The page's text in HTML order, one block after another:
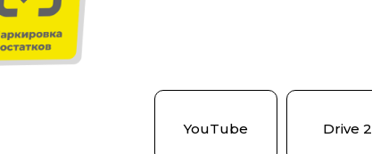
YouTube Drive 2